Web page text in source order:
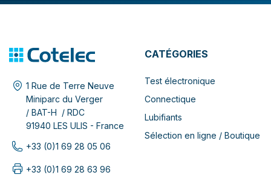
1 Rue de Terre Neuve
Miniparc du Verger
/ BAT-H / RDC
91940 LES ULIS - France
+33 (0)1 69 28 05 06
+33 (0)1 69 28 63 96
CATÉGORIES
Test électronique
Connectique
Lubifiants
Sélection en ligne / Boutique